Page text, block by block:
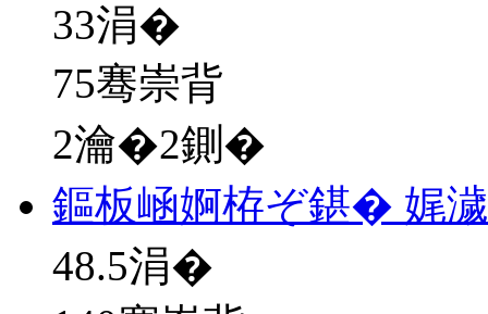
33涓�
75骞崇背
2瀹�2鍘�
鏂板崡婀栫ぞ鍖� 娓
48.5涓�